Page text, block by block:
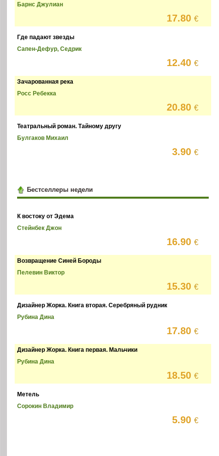
Барнс Джулиан
17.80€
Где падают звезды
Сапен-Дефур, Седрик
12.40€
Зачарованная река
Росс Ребекка
20.80€
Театральный роман. Тайному другу
Булгаков Михаил
3.90€
Бестселлеры недели
К востоку от Эдема
Стейнбек Джон
16.90€
Возвращение Синей Бороды
Пелевин Виктор
15.30€
Дизайнер Жорка. Книга вторая. Серебряный рудник
Рубина Дина
17.80€
Дизайнер Жорка. Книга первая. Мальчики
Рубина Дина
18.50€
Метель
Сорокин Владимир
5.90€